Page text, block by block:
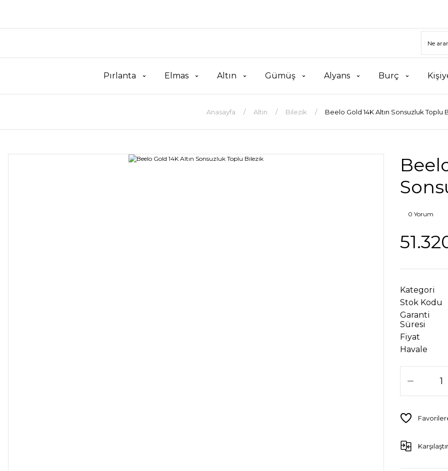
Pırlanta Elmas Altın Gümüş Alyans Burç
Anasayfa Altın Bilezik Beelo Gold 14K Altın Sonsuzluk Toplu
0 Yorum
Kategori
Stok Kodu
Garanti
Süresi
Fiyat
Havale
Karşılaştır